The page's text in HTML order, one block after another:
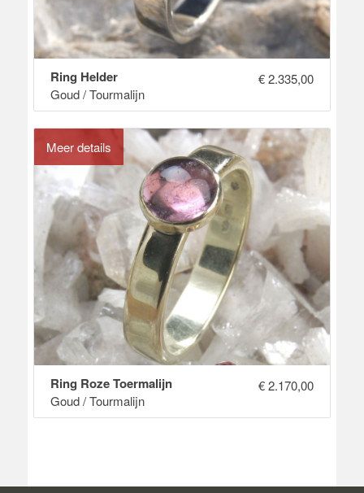
Ring Helder
Goud / Tourmalijn
€2.335,00
Meer details
Ring Roze Toermalijn
Goud / Tourmalijn
€2.170,00